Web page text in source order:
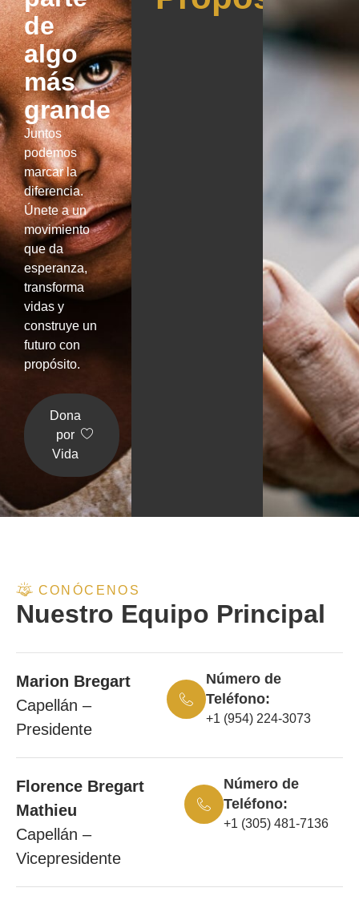
de
algo
más
grande
Juntos
podemos
marcar la
diferencia.
Únete a un
movimiento
que da
esperanza,
transforma
vidas y
construye un
futuro con
propósito.
Dona
por
Vida
CONÓCENOS
Nuestro Equipo Principal
Marion Bregart
Capellán –
Presidente
Número de
Teléfono:
+1 (954) 224-3073
Florence Bregart
Mathieu
Capellán –
Vicepresidente
Número de
Teléfono:
+1 (305) 481-7136